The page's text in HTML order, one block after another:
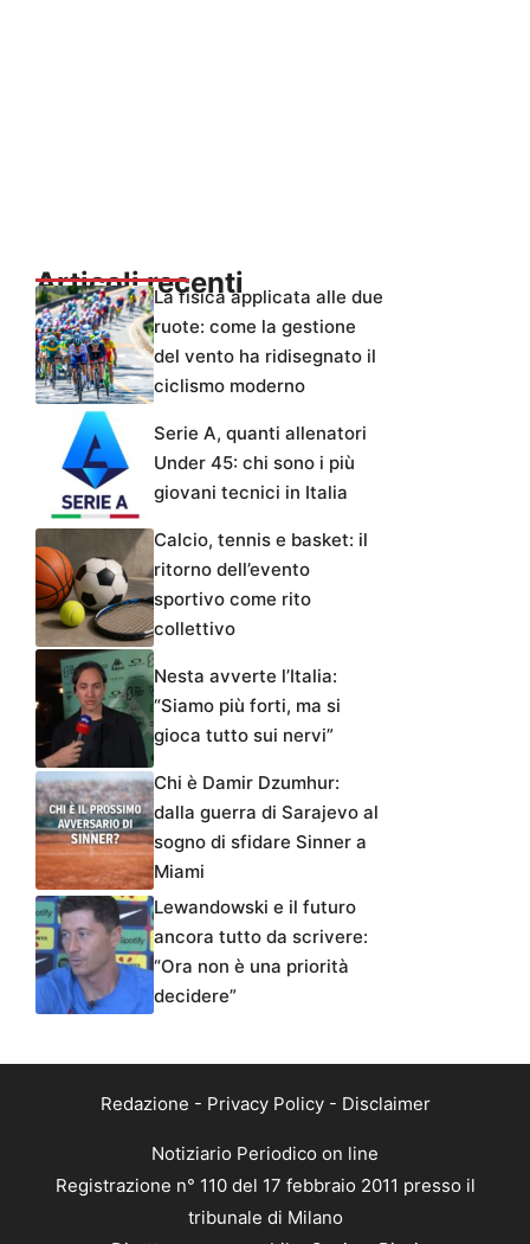
Articoli recentiLa fisica applicata alle due
ruote: come la gestione
del vento ha ridisegnato il
ciclismo moderno
Serie A, quanti allenatori
Under 45: chi sono i più
giovani tecnici in Italia
Calcio, tennis e basket: il
ritorno dell’evento
sportivo come rito
collettivo
Nesta avverte l’Italia:
“Siamo più forti, ma si
gioca tutto sui nervi”
Chi è Damir Dzumhur:
dalla guerra di Sarajevo al
sogno di sfidare Sinner a
Miami
Lewandowski e il futuro
ancora tutto da scrivere:
“Ora non è una priorità
decidere”
Redazione - Privacy Policy- Disclaimer
Notiziario Periodico on line
Registrazione n° 110 del 17 febbraio 2011 presso il
tribunale di Milano